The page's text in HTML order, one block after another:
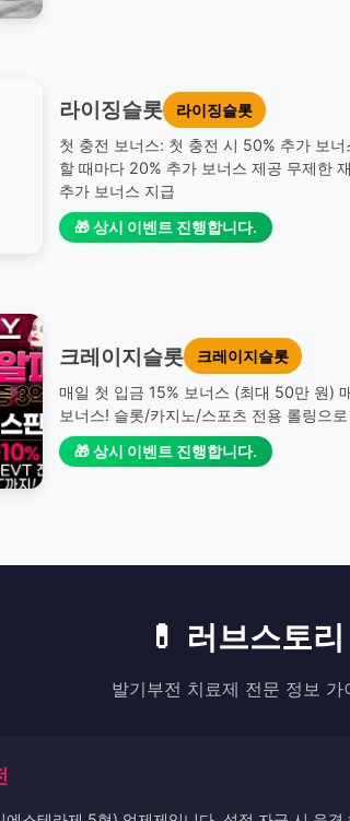
라이징슬롯
라이징슬롯
첫 충전 보너스: 첫 충전 시 50% 추가 보
할 때마다 20% 추가 보너스 제공 무제한
추가 보너스 지급
🎁 상시 이벤트 진행합니다.
크레이지슬롯
크레이지슬롯
매일 첫 입금 15% 보너스 (최대 50만 원)
보너스! 슬롯/카지노/스포츠 전용 롤링으
🎁 상시 이벤트 진행합니다.
💊 러브스토리
발기부전 치료제 전문 정보 가